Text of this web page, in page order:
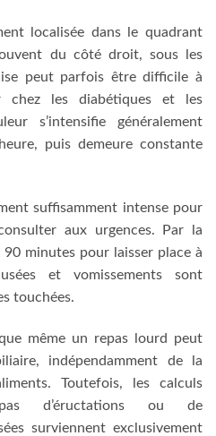
localisée dans le quadrant
du côté droit, sous les
peut parfois être difficile à
chez les diabétiques et les
s’intensifie généralement
puis demeure constante
suffisamment intense pour
aux urgences. Par la
90 minutes pour laisser place à
et vomissements sont
touchées.
même un repas lourd peut
indépendamment de la
Toutefois, les calculs
d’éructations ou de
surviennent exclusivement